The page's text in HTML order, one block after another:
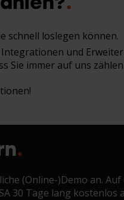
schnell loslegen können.
und
Sie immer auf uns
(Online-)Demo an. Auf
30 Tage lang kostenlos